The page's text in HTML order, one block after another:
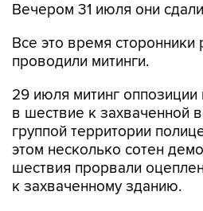
Все это время сторонники
29 июля митинг оппозиции
группой территории
этом несколько сотен
шествия прорвали
к захваченному зданию.
Масштабная операция по